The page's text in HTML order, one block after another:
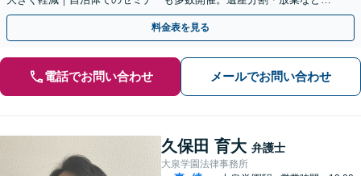
ずはお気軽にご相談ください【通知税理士】
料金表を見る
電話でお問い合わせ メールでお問い合わせ
久保田 育大 弁護士
大泉学園法律事務所